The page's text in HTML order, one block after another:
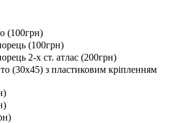
(100грн)
(100грн)
2-х ст. атлас (200грн)
(30х45) з пластиковим кріпленням